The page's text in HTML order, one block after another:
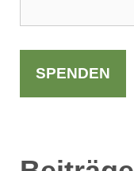
u
c
e
SPENDEN